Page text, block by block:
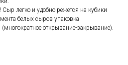
Сыр легко и удобно режется на кубики
белых сыров упаковка
открывание-закрывание).